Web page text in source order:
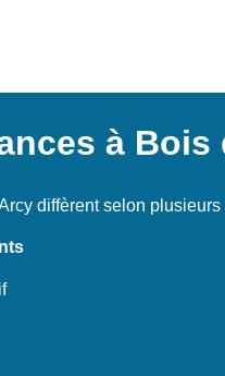
à Bois
diffèrent selon plusieurs